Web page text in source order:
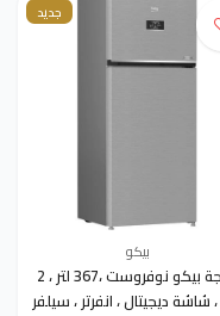
جديد
بيكو
ثلاجة بيكو نوفروست ،367 لتر ، 2
شاشة ديجيتال ، انفرتر ، سيلفر